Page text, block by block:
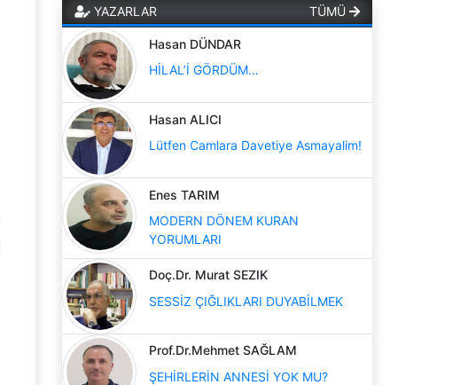
YAZARLAR TÜMÜ
Hasan DÜNDAR
HİLAL’İ GÖRDÜM…
Hasan ALICI
Lütfen Camlara Davetiye Asmayalim!
Enes TARIM
MODERN DÖNEM KURAN
YORUMLARI
Doç.Dr. Murat SEZIK
SESSİZ ÇIĞLIKLARI DUYABİLMEK
Prof.Dr.Mehmet SAĞLAM
ŞEHİRLERİN ANNESİ YOK MU?